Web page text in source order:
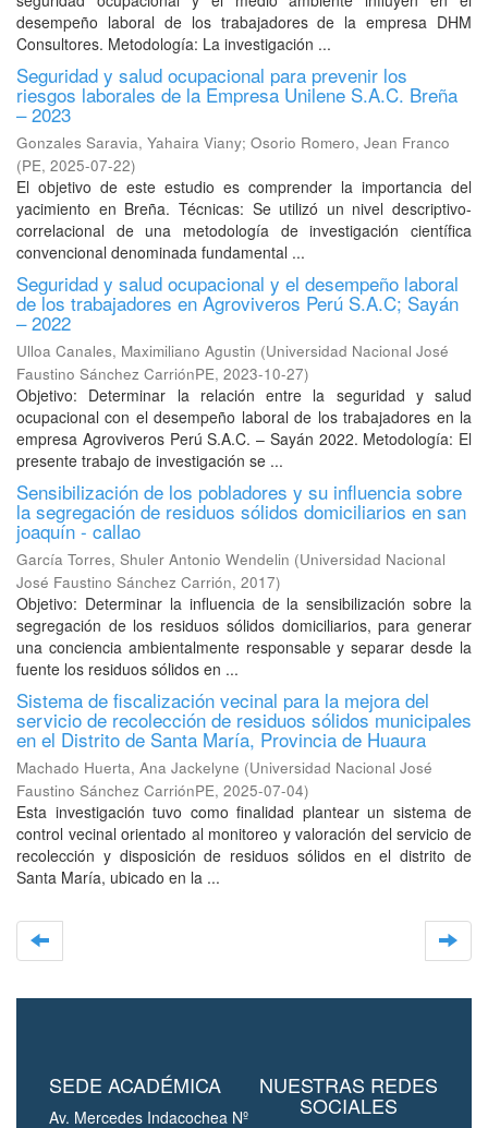
desempeño laboral de los trabajadores de la empresa DHM
Consultores. Metodología: La investigación ...
Seguridad y salud ocupacional para prevenir los
riesgos laborales de la Empresa Unilene S.A.C. Breña
– 2023
Gonzales Saravia, Yahaira Viany; Osorio Romero, Jean Franco
(PE, 2025-07-22)
El objetivo de este estudio es comprender la importancia del
yacimiento en Breña. Técnicas: Se utilizó un nivel descriptivo-
correlacional de una metodología de investigación científica
convencional denominada fundamental ...
Seguridad y salud ocupacional y el desempeño laboral
de los trabajadores en Agroviveros Perú S.A.C; Sayán
– 2022
Ulloa Canales, Maximiliano Agustin (Universidad Nacional José
Faustino Sánchez CarriónPE, 2023-10-27)
Objetivo: Determinar la relación entre la seguridad y salud
ocupacional con el desempeño laboral de los trabajadores en la
empresa Agroviveros Perú S.A.C. – Sayán 2022. Metodología: El
presente trabajo de investigación se ...
Sensibilización de los pobladores y su influencia sobre
la segregación de residuos sólidos domiciliarios en san
joaquín - callao
García Torres, Shuler Antonio Wendelin (Universidad Nacional
José Faustino Sánchez Carrión, 2017)
Objetivo: Determinar la influencia de la sensibilización sobre la
segregación de los residuos sólidos domiciliarios, para generar
una conciencia ambientalmente responsable y separar desde la
fuente los residuos sólidos en ...
Sistema de fiscalización vecinal para la mejora del
servicio de recolección de residuos sólidos municipales
en el Distrito de Santa María, Provincia de Huaura
Machado Huerta, Ana Jackelyne (Universidad Nacional José
Faustino Sánchez CarriónPE, 2025-07-04)
Esta investigación tuvo como finalidad plantear un sistema de
control vecinal orientado al monitoreo y valoración del servicio de
recolección y disposición de residuos sólidos en el distrito de
Santa María, ubicado en la ...
SEDE ACADÉMICA
Av. Mercedes Indacochea Nº
NUESTRAS REDES
SOCIALES